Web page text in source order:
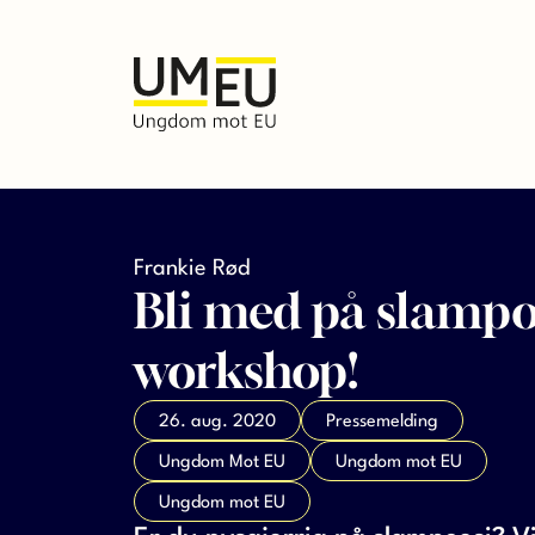
Frankie Rød
Bli med på
workshop!
26. aug. 2020 Pressemelding
Ungdom Mot EU Ungdom mot EU
Ungdom mot EU